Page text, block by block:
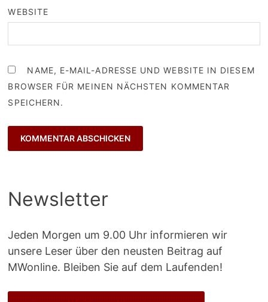
WEBSITE
NAME, E-MAIL-ADRESSE UND WEBSITE IN DIESEM
BROWSER FÜR MEINEN NÄCHSTEN KOMMENTAR
SPEICHERN.
Newsletter
Jeden Morgen um 9.00 Uhr informieren wir
unsere Leser über den neusten Beitrag auf
MWonline. Bleiben Sie auf dem Laufenden!